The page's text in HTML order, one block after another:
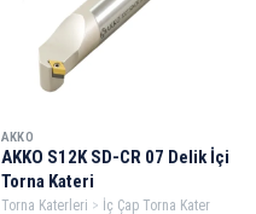
AKKO
AKKO S12K SD-CR 07 Delik İçi
Torna Kateri
Torna Katerleri İç Çap Torna Kater